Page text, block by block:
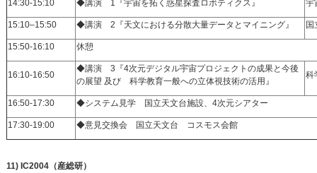
14:30-15:10 ◆講演 1『宇宙を拓く惑星探査ロボティクス』 宇
15:10–15:50 ◆講演 2『天文における分散大量データとマイニング』
15:50-16:10 休憩
16:10-16:50
◆講演 3『4次元デジタル宇宙プロジェクトの成果と今後
の展望 及び 科学教育一般への立体視技術の活用』
16:50-17:30 ◆システム見学 国立天文台施設、4次元シアター
17:30-19:00 ◆意見交換会 国立天文台 コスモス会館
11) IC2004（産総研）